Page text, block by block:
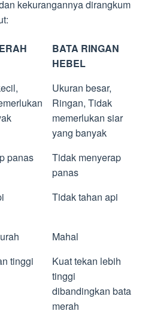
kekurangannya dirangkum
BATA RINGAN
HEBEL
Ukuran besar,
Ringan, Tidak
memerlukan siar
yang banyak
panas
Tidak menyerap
panas
Tidak tahan api
Mahal
tinggi
Kuat tekan lebih
tinggi
dibandingkan bata
merah